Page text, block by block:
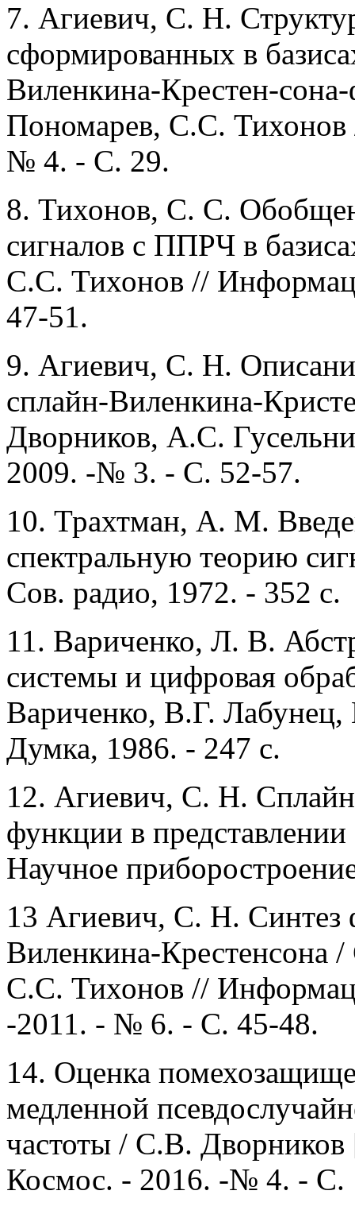
7. Агиевич, С. Н.
сформированных в
Виленкина-Крестен-
Пономарев, С.С. Тихонов
№ 4. - С. 29.
8. Тихонов, С. С.
сигналов с ППРЧ в
С.С. Тихонов //
47-51.
9. Агиевич, С. Н.
сплайн-Виленкина-
Дворников, А.С.
2009. -№ 3. - С. 52-57.
10. Трахтман, А. М.
спектральную теорию
Сов. радио, 1972. - 352 с.
11. Вариченко, Л. В.
системы и цифровая
Вариченко, В.Г.
Думка, 1986. - 247 с.
12. Агиевич, С. Н.
функции в
Научное
13 Агиевич, С. Н. Синтез
Виленкина-
С.С. Тихонов //
-2011. - № 6. - С. 45-48.
14. Оценка
медленной
частоты / С.В.
Космос. - 2016. -№ 4. - С.